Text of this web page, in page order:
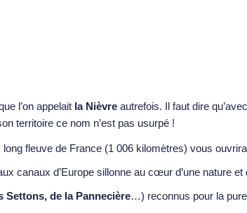
l’on appelait la Nièvre autrefois. Il faut dire
territoire ce nom n’est pas usurpé !
fleuve de France (1 006 kilomètres) vous
canaux d’Europe sillonne au cœur d’une nature
Settons, de la Pannecière…) reconnus pour la